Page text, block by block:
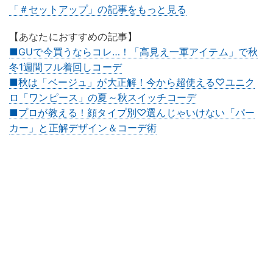
「＃セットアップ」の記事をもっと見る
【あなたにおすすめの記事】
■GUで今買うならコレ…！「高見え一軍アイテム」で秋
冬1週間フル着回しコーデ
■秋は「ベージュ」が大正解！今から超使える♡ユニク
ロ「ワンピース」の夏～秋スイッチコーデ
■プロが教える！顔タイプ別♡選んじゃいけない「パー
カー」と正解デザイン＆コーデ術